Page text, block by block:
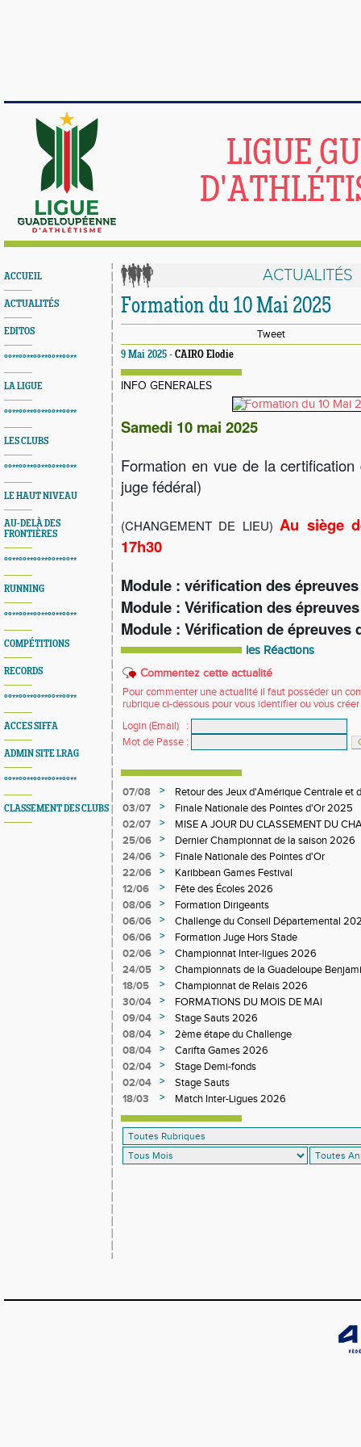
LIGUE
ACCUEIL
ACTUALITÉS
EDITOS
°°**°°**°°**°°**°°**
LA LIGUE
°°**°°**°°**°°**°°**
LES CLUBS
°°**°°**°°**°°**°°**
LE HAUT NIVEAU
AU-DELÀ DES
FRONTIÈRES
°°**°°**°°**°°**°°**
RUNNING
°°**°°**°°**°°**°°**
COMPÉTITIONS
RECORDS
°°**°°**°°**°°**°°**
ACCES SIFFA
ADMIN SITE LRAG
°°**°°**°°**°°**°°**
CLASSEMENT DES CLUBS
ACTUALITÉS
Formation du 10 Mai 2025
Tweet
9 Mai 2025 - CAIRO Elodie
INFO GENERALES
Samedi 10 mai 2025
Formation en vue de la
juge fédéral)
(CHANGEMENT DE LIEU) Au siège
17h30
Module : vérification des
Module : Vérification des
Module : Vérification de épreuves
les Réactions
Commentez cette actualité
Pour commenter une actualité il faut posséder un
rubrique ci-dessous pour vous identifier ou vous
Login (Email)
:
Mot de Passe :
07/08 >
Retour des Jeux d'Amérique Centrale et
03/07
>
Finale Nationale des Pointes d'Or 2025
02/07
>
MISE A JOUR DU CLASSEMENT DU
DEPARTEMENTAL
25/06 >
Dernier Championnat de la saison 2026
24/06
>
Finale Nationale des Pointes d'Or
22/06
>
Karibbean Games Festival
12/06
>
Fête des Écoles 2026
08/06
>
Formation Dirigeants
06/06
>
Challenge du Conseil Départemental
06/06
>
Formation Juge Hors Stade
02/06
>
Championnat Inter-ligues 2026
24/05
>
Championnats de la Guadeloupe
18/05
>
Championnat de Relais 2026
30/04
>
FORMATIONS DU MOIS DE MAI
09/04
>
Stage Sauts 2026
08/04
>
2ème étape du Challenge
08/04
>
Carifta Games 2026
02/04
>
Stage Demi-fonds
02/04
>
Stage Sauts
18/03
> Match Inter-Ligues 2026